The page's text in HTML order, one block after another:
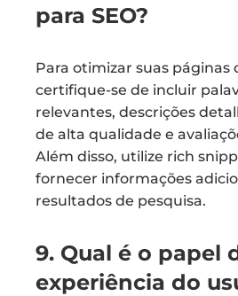
para SEO?
Para otimizar suas páginas
certifique-se de incluir
relevantes, descrições
de alta qualidade e
Além disso, utilize rich
fornecer informações
resultados de pesquisa.
9. Qual é o papel
experiência do